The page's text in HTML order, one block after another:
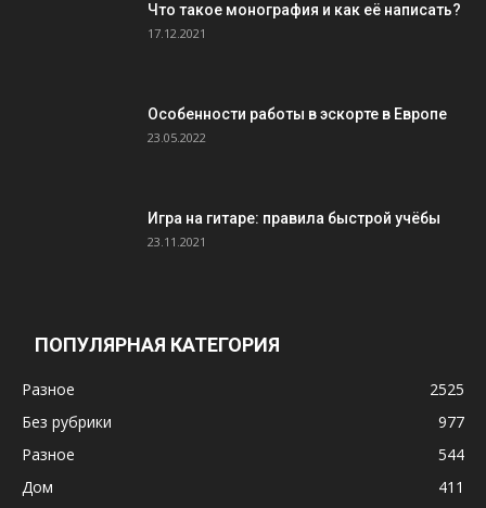
Что такое монография и как её написать?
17.12.2021
Особенности работы в эскорте в Европе
23.05.2022
Игра на гитаре: правила быстрой учёбы
23.11.2021
ПОПУЛЯРНАЯ КАТЕГОРИЯ
Разное
2525
Без рубрики
977
Разное
544
Дом
411